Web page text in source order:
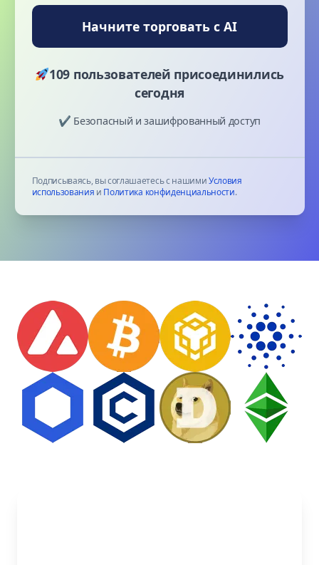
Начните торговать с AI
109 пользователей присоединились
сегодня
✔ Безопасный и зашифрованный доступ
Подписываясь, вы соглашаетесь с нашимиУсловия
использования и Политика конфиденциальности.